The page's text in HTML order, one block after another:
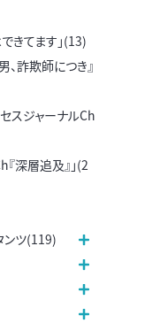
きてます」(13)
、詐欺師につき』
スジャーナルCh
『深層追及』」(2
ンツ(119)